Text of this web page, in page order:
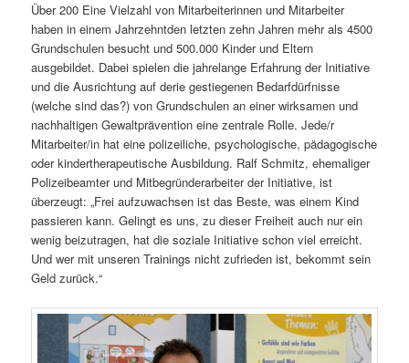
Über 200 Eine Vielzahl von Mitarbeiterinnen und Mitarbeiter
haben in einem Jahrzehntden letzten zehn Jahren mehr als 4500
Grundschulen besucht und 500.000 Kinder und Eltern
ausgebildet. Dabei spielen die jahrelange Erfahrung der Initiative
und die Ausrichtung auf derie gestiegenen Bedarfdürfnisse
(welche sind das?) von Grundschulen an einer wirksamen und
nachhaltigen Gewaltprävention eine zentrale Rolle. Jede/r
Mitarbeiter/in hat eine polizeiliche, psychologische, pädagogische
oder kindertherapeutische Ausbildung. Ralf Schmitz, ehemaliger
Polizeibeamter und Mitbegründerarbeiter der Initiative, ist
überzeugt: „Frei aufzuwachsen ist das Beste, was einem Kind
passieren kann. Gelingt es uns, zu dieser Freiheit auch nur ein
wenig beizutragen, hat die soziale Initiative schon viel erreicht.
Und wer mit unseren Trainings nicht zufrieden ist, bekommt sein
Geld zurück.“